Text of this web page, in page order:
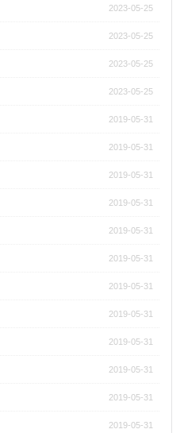
2023-05-25
2023-05-25
2023-05-25
2023-05-25
2019-05-31
2019-05-31
2019-05-31
2019-05-31
2019-05-31
2019-05-31
2019-05-31
2019-05-31
2019-05-31
2019-05-31
2019-05-31
2019-05-31